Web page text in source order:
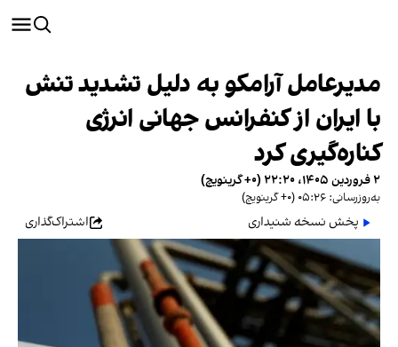
مدیرعامل آرامکو به دلیل تشدید تنش
با ایران از کنفرانس جهانی انرژی
کناره‌گیری کرد
۲ فروردین ۱۴۰۵، ۲۲:۲۰ (‎+۰ گرینویچ)
به‌روزرسانی: ۰۵:۲۶ (‎+۰ گرینویچ)
پخش نسخه شنیداری اشتراک‌گذاری